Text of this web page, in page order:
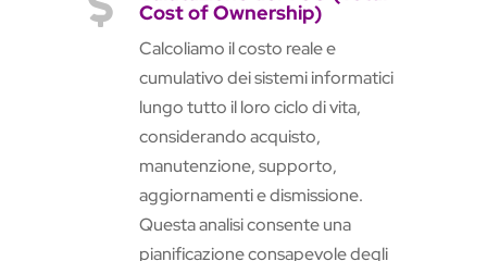
Cost of Ownership)
Calcoliamo il costo reale e
cumulativo dei sistemi informatici
lungo tutto il loro ciclo di vita,
considerando acquisto,
manutenzione, supporto,
aggiornamenti e dismissione.
Questa analisi consente una
pianificazione consapevole degli